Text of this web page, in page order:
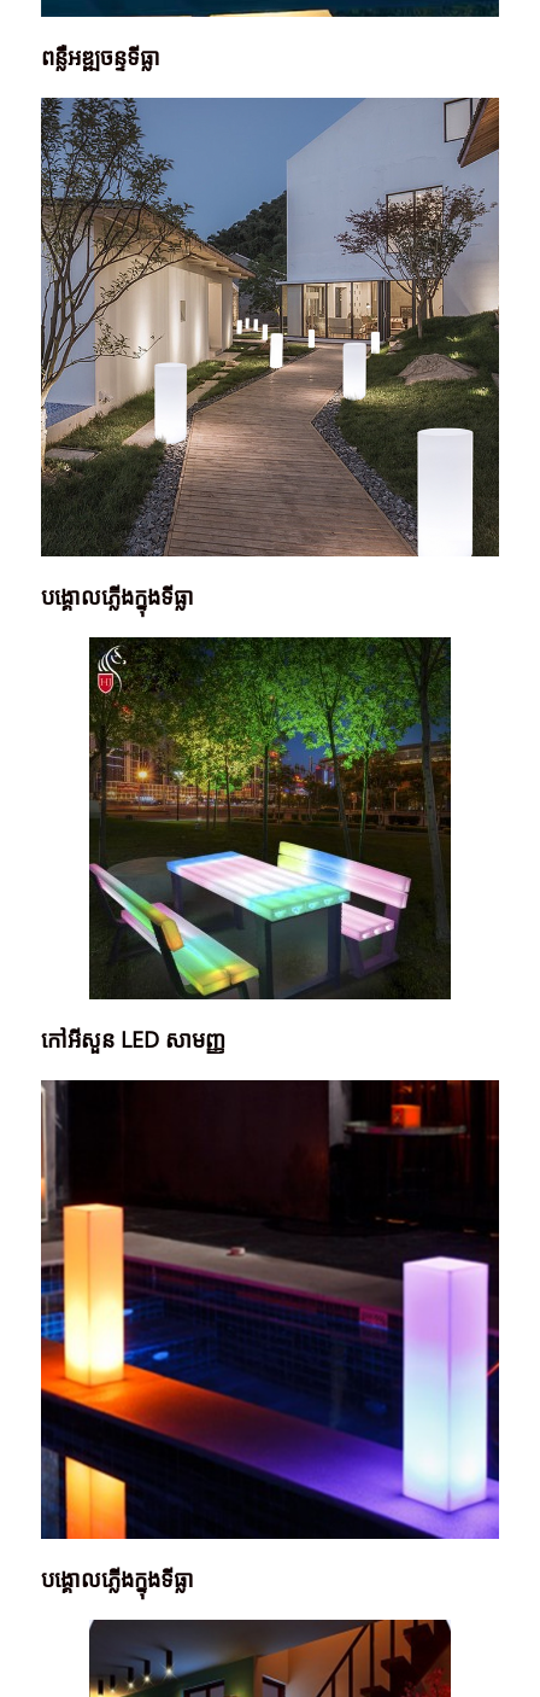
ពន្លឺអឌ្ឍចន្ទទីធ្លា
បង្គោលភ្លើងក្នុងទីធ្លា
កៅអីសួន LED សាមញ្ញ
បង្គោលភ្លើងក្នុងទីធ្លា